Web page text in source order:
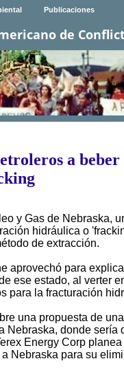
Publicaciones
de
a beber
y Gas de Nebraska,
hidráulica o
de extracción.
aprovechó para
ese estado, al verter
para la fracturación
una propuesta de
Nebraska, donde sería
Energy Corp
Nebraska para su